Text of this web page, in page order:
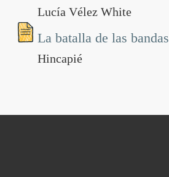
Lucía Vélez White
La batalla de las bandas
Hincapié